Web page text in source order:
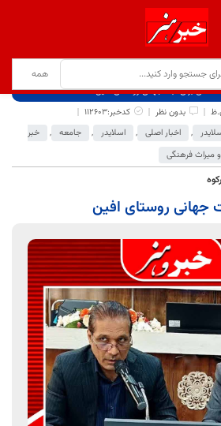
همدلی برای ثبت جهانی روستای افین
بدون نظر
کدخبر:112603
, اخبار اصلی , اسلایدر , جامعه ,
خبر
میراث فرهنگی
جهانی روستای افین